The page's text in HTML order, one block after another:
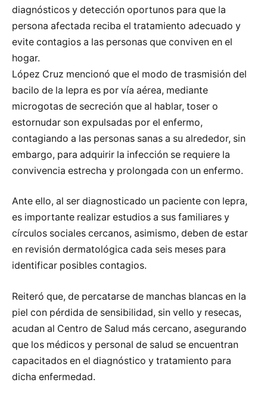
diagnósticos y detección oportunos para que la
persona afectada reciba el tratamiento adecuado y
evite contagios a las personas que conviven en el
hogar.
López Cruz mencionó que el modo de trasmisión del
bacilo de la lepra es por vía aérea, mediante
microgotas de secreción que al hablar, toser o
estornudar son expulsadas por el enfermo,
contagiando a las personas sanas a su alrededor, sin
embargo, para adquirir la infección se requiere la
convivencia estrecha y prolongada con un enfermo.
Ante ello, al ser diagnosticado un paciente con lepra,
es importante realizar estudios a sus familiares y
círculos sociales cercanos, asimismo, deben de estar
en revisión dermatológica cada seis meses para
identificar posibles contagios.
Reiteró que, de percatarse de manchas blancas en la
piel con pérdida de sensibilidad, sin vello y resecas,
acudan al Centro de Salud más cercano, asegurando
que los médicos y personal de salud se encuentran
capacitados en el diagnóstico y tratamiento para
dicha enfermedad.